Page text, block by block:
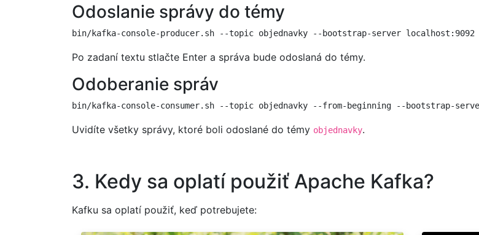
Odoslanie správy do témy
Po zadaní textu stlačte Enter a správa bude odoslaná do témy.
Odoberanie správ
Uvidíte všetky správy, ktoré boli odoslané do témy objednavky.
3. Kedy sa oplatí použiť Apache Kafka?
Kafku sa oplatí použiť, keď potrebujete: